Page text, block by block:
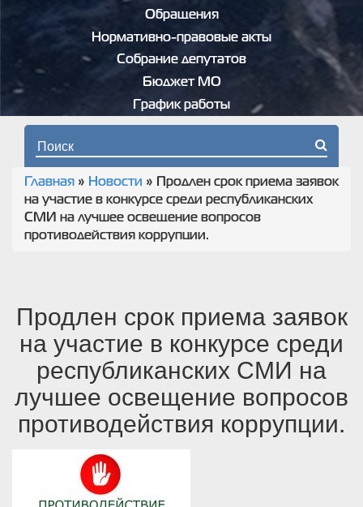
Обращения
Нормативно-правовые акты
Собрание депутатов
Бюджет МО
График работы
Форма поиска
Вы здесь
Главная » Новости »
Продлен срок приема заявок
на участие в конкурсе среди республиканских
СМИ на лучшее освещение вопросов
противодействия коррупции.
Продлен срок приема заявок
на участие в конкурсе среди
республиканских СМИ на
лучшее освещение вопросов
противодействия коррупции.